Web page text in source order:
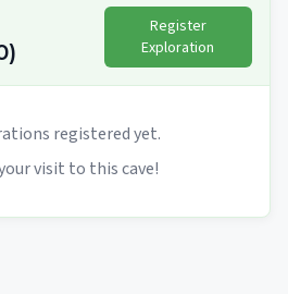
)
Register
Exploration
registered yet.
visit to this cave!